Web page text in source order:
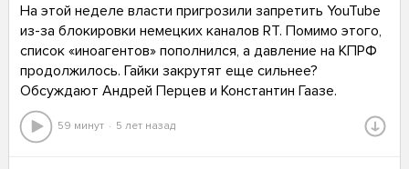
На этой неделе власти пригрозили запретить YouTube
из-за блокировки немецких каналов RT. Помимо этого,
список «иноагентов» пополнился, а давление на КПРФ
продолжилось. Гайки закрутят еще сильнее?
Обсуждают Андрей Перцев и Константин Гаазе.
59 минут 5 лет назад